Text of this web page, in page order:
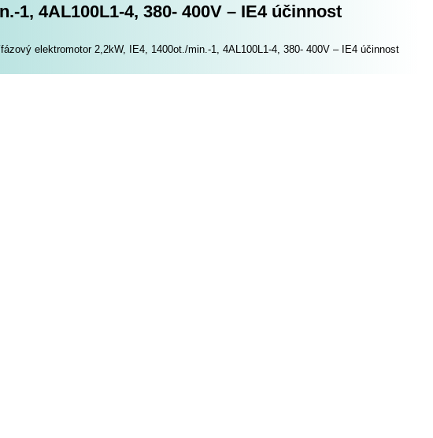
1, 4AL100L1-4, 380- 400V – IE4 účinnost
elektromotor 2,2kW, IE4, 1400ot./min.-1, 4AL100L1-4, 380- 400V – IE4 účinnost